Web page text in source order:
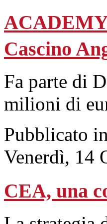
Cascino
Fa parte di
milioni di
Pubblicato in
Venerdì, 14
CEA, una